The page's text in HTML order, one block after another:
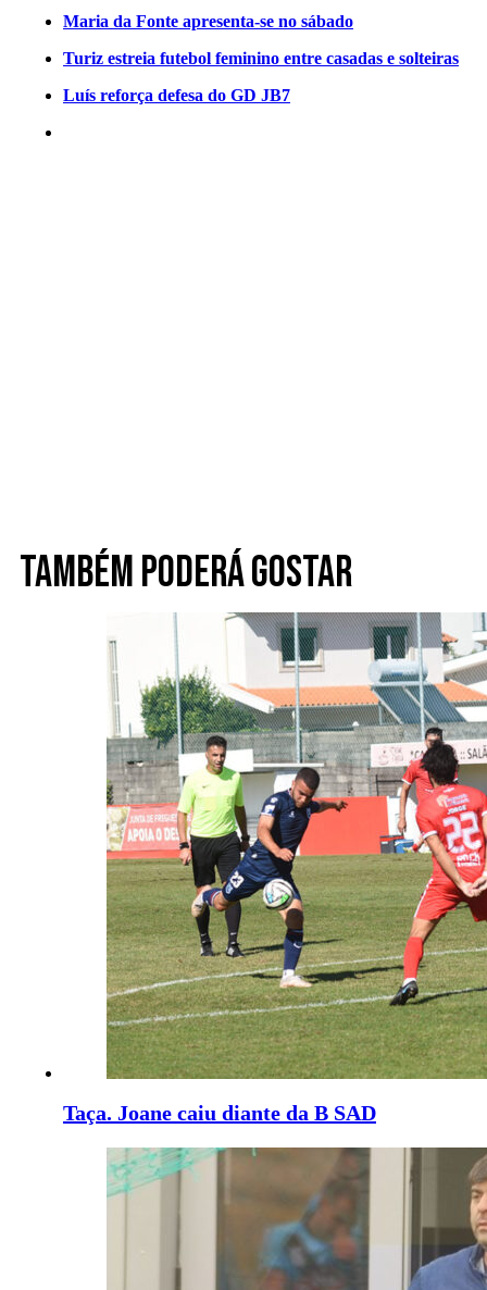
Maria da Fonte apresenta-se no sábado
Turiz estreia futebol feminino entre casadas e solteiras
Luís reforça defesa do GD JB7
Também poderá gostar
Taça. Joane caiu diante da B SAD